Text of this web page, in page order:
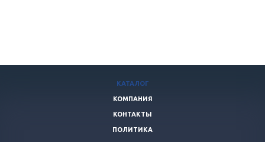
КАТАЛОГ
КОМПАНИЯ
КОНТАКТЫ
ПОЛИТИКА